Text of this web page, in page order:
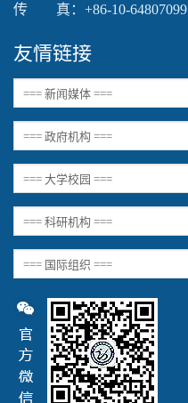
传 真：+86-10-64807099
友情链接